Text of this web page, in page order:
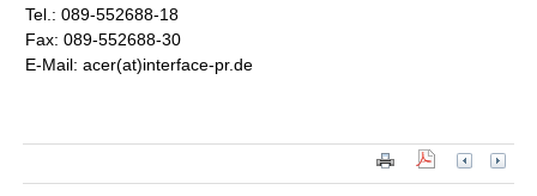
Tel.: 089-552688-18
Fax: 089-552688-30
E-Mail: acer(at)interface-pr.de